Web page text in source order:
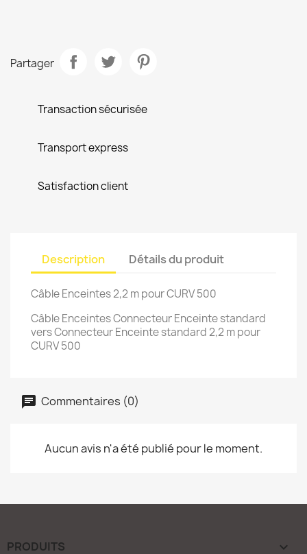
Partager
Transaction sécurisée
Transport express
Satisfaction client
Description Détails du produit
Câble Enceintes 2,2 m pour CURV 500
Câble Enceintes Connecteur Enceinte standard
vers Connecteur Enceinte standard 2,2 m pour
CURV 500
Commentaires (0)
Aucun avis n'a été publié pour le moment.
PRODUITS 